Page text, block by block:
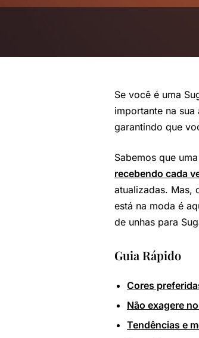
Se você é uma
importante na
garantindo que
Sabemos que
recebendo cada
atualizadas. Mas,
está na moda é
de unhas para
Guia Rápido
Cores
Não exagere
Tendências e